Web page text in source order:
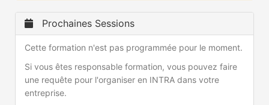
Prochaines Sessions
Cette formation n'est pas programmée pour le moment.
Si vous êtes responsable formation, vous pouvez faire
une requête pour l'organiser en INTRA dans votre
entreprise.